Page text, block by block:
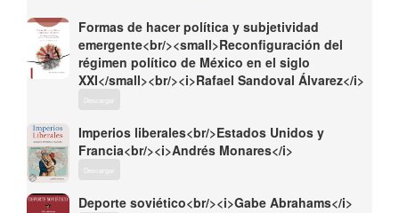
Formas de hacer política y subjetividad
emergente<br/><small>Reconfiguración del
régimen político de México en el siglo
XXI</small><br/><i>Rafael Sandoval Álvarez</i>
Descargar
Imperios liberales<br/>Estados Unidos y
Francia<br/><i>Andrés Monares</i>
Descargar
Deporte soviético<br/><i>Gabe Abrahams</i>